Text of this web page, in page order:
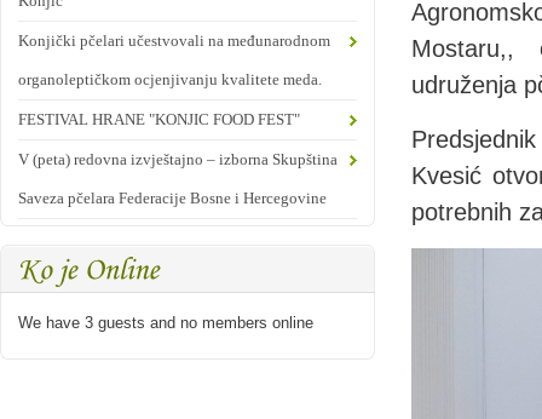
Konjički pčelari učestvovali na međunarodnom
organoleptičkom ocjenjivanju kvalitete meda.
FESTIVAL HRANE "KONJIC FOOD FEST"
V (peta) redovna izvještajno – izborna Skupština
Saveza pčelara Federacije Bosne i Hercegovine
We have 3 guests and no members online
Mostaru,,
udruženja
Kvesić
potrebnih